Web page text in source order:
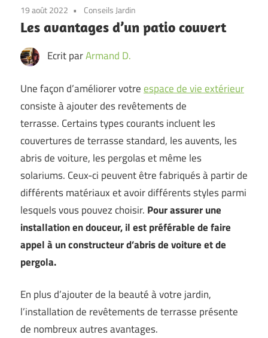
19 août 2022 Conseils Jardin
Les avantages d’un patio couvert
Ecrit parArmand D.
Une façon d’améliorer votreespace de vie extérieur
consiste à ajouter des revêtements de
terrasse. Certains types courants incluent les
couvertures de terrasse standard, les auvents, les
abris de voiture, les pergolas et même les
solariums. Ceux-ci peuvent être fabriqués à partir de
différents matériaux et avoir différents styles parmi
lesquels vous pouvez choisir. Pour assurer une
installation en douceur, il est préférable de faire
appel à un constructeur d’abris de voiture et de
pergola.
En plus d’ajouter de la beauté à votre jardin,
l’installation de revêtements de terrasse présente
de nombreux autres avantages.